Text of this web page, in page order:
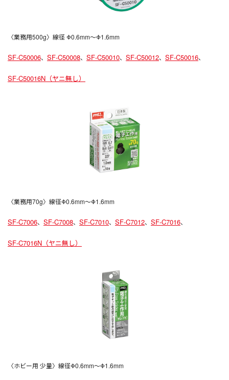
〈業務用500g〉線径 Φ0.6mm〜Φ1.6mm
SF-C50006、 SF-C50008、 SF-C50010、 SF-C50012、 SF-C50016、
SF-C50016N（ヤニ無し）
〈業務用70g〉線径Φ0.6mm〜Φ1.6mm
SF-C7006、 SF-C7008、 SF-C7010、 SF-C7012、 SF-C7016、
SF-C7016N（ヤニ無し）
〈ホビー用 少量〉線径Φ0.6mm〜Φ1.6mm